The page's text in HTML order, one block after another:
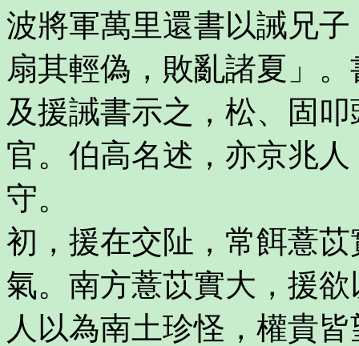
波將軍萬里還書以誡兄
扇其輕偽，敗亂諸夏」
及援誡書示之，松、固
官。伯高名述，亦京兆
守。
初，援在交阯，常餌薏
氣。南方薏苡實大，援
人以為南土珍怪，權貴